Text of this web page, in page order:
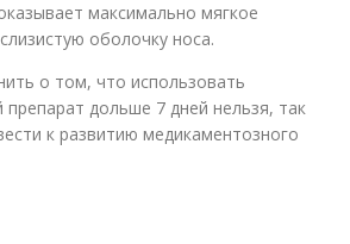
максимально мягкое
оболочку носа.
о том, что использовать
дольше 7 дней нельзя, так
к развитию медикаментозного